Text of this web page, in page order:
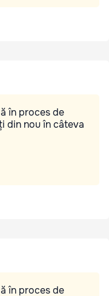
în proces de
din nou în câteva
în proces de